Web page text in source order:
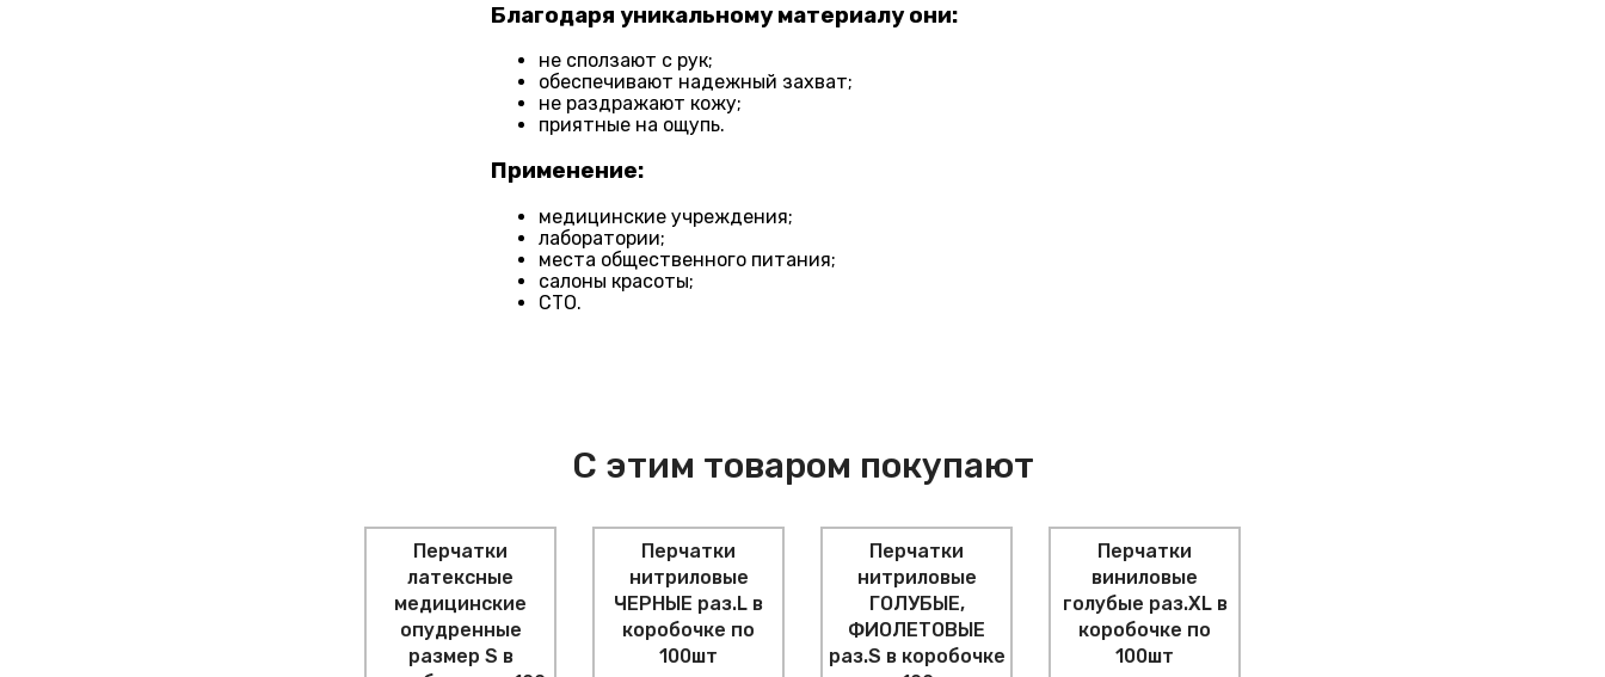
Благодаря уникальному материалу они:
не сползают с рук;
обеспечивают надежный захват;
не раздражают кожу;
приятные на ощупь.
Применение:
медицинские учреждения;
лаборатории;
места общественного питания;
салоны красоты;
СТО.
С этим товаром покупают
Перчатки
латексные
медицинские
опудренные
размер S в
Перчатки
нитриловые
ЧЕРНЫЕ раз.L в
коробочке по
100шт
Перчатки
нитриловые
ГОЛУБЫЕ,
ФИОЛЕТОВЫЕ
раз.S в коробочке
Перчатки
виниловые
голубые раз.XL в
коробочке по
100шт